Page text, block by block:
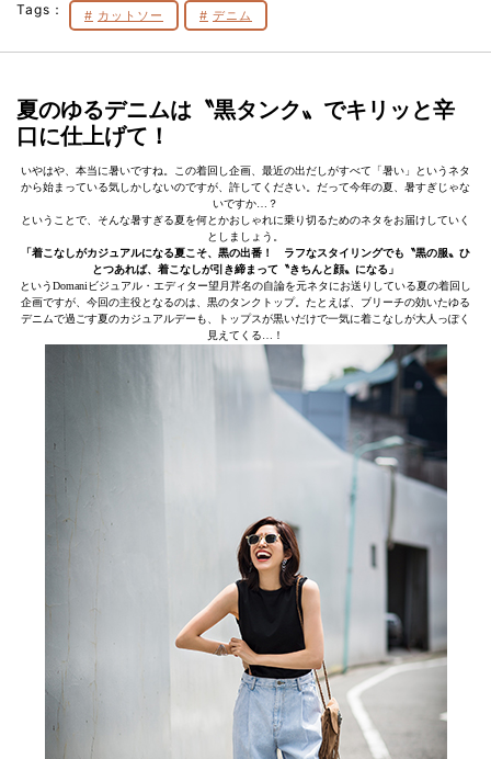
Tags： カットソー デニム
夏のゆるデニムは〝黒タンク〟でキリッと辛
口に仕上げて！
いやはや、本当に暑いですね。この着回し企画、最近の出だしがすべて「暑い」というネタ
から始まっている気しかしないのですが、許してください。だって今年の夏、暑すぎじゃな
いですか…？
ということで、そんな暑すぎる夏を何とかおしゃれに乗り切るためのネタをお届けしていく
としましょう。
「着こなしがカジュアルになる夏こそ、黒の出番！ ラフなスタイリングでも〝黒の服〟ひ
とつあれば、着こなしが引き締まって〝きちんと顔〟になる」
というDomaniビジュアル・エディター望月芹名の自論を元ネタにお送りしている夏の着回し
企画ですが、今回の主役となるのは、黒のタンクトップ。たとえば、ブリーチの効いたゆる
デニムで過ごす夏のカジュアルデーも、トップスが黒いだけで一気に着こなしが大人っぽく
見えてくる…！